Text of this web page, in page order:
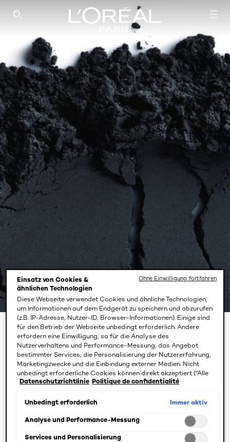
SEARCH THIS SITE
BEAUTY-MAGAZIN
HAARPFLEGE: TIPPS UND TRENDS FÜR
JEDEN HAARTYP
$NAME
April 10, 2025
Einsatz von Cookies &
ähnlichen Technologien
Diese Webseite verwendet Cookies und ähnliche Technologien,
um Informationen auf dem Endgerät zu speichern und abzurufen
(z.B. IP-Adresse, Nutzer-ID, Browser-Informationen). Einige sind
für den Betrieb der Webseite unbedingt erforderlich. Andere
erfordern eine Einwilligung, so für die Analyse des
Nutzerverhaltens und Performance-Messung, das Angebot
bestimmter Services, die Personalisierung der Nutzererfahrung,
Marketingzwecke und die Einbindung externer Medien. Nicht
unbedingt erforderliche Cookies können direkt akzeptiert ("Alle
akzeptieren") oder abgelehnt ("Ohne Einwilligung fortfahren")
ebenfalls möglich und speicherbar ("Auswahl speichern"). Die
angepasst werden. Für weitere Informationen s. unsere
Datenschutzrichtlinie Politique de confidentialité
Unbedingt erforderlich Immer aktiv
Analyse und Performance-Messung
Services und Personalisierung
Ohne Einwilligung fortfahren